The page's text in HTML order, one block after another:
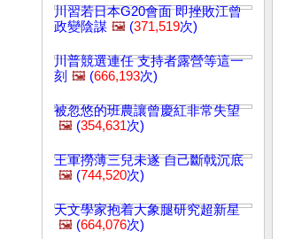
川習若日本G20會面 即挫敗江曾
政變陰謀 🖼️ (371,519次)
川普競選連任 支持者露營等這一
刻 🖼️ (666,193次)
被忽悠的班農讓曾慶紅非常失望
🖼️ (354,631次)
王軍撈薄三兒未遂 自己斷戟沉底
🖼️ (744,520次)
天文學家抱着大象腿研究超新星
🖼️ (664,076次)